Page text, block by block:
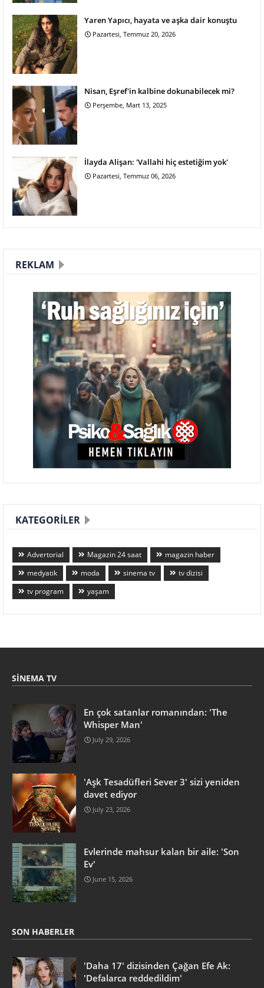
Yaren Yapıcı, hayata ve aşka dair konuştu
Pazartesi, Temmuz 20, 2026
Nisan, Eşref'in kalbine dokunabilecek mi?
Perşembe, Mart 13, 2025
İlayda Alişan: 'Vallahi hiç estetiğim yok'
Pazartesi, Temmuz 06, 2026
REKLAM
KATEGORILER
Advertorial Magazin 24 saat
magazin haber
medyatik
moda sinema tv
tv dizisi
tv program
yaşam
SINEMA TV
En çok satanlar romanından: 'The
Whisper Man'
July 29, 2026
'Aşk Tesadüfleri Sever 3' sizi yeniden
davet ediyor
July 23, 2026
Evlerinde mahsur kalan bir aile: 'Son
Ev'
June 15, 2026
SON HABERLER
'Daha 17' dizisinden Çağan Efe Ak:
'Defalarca reddedildim'